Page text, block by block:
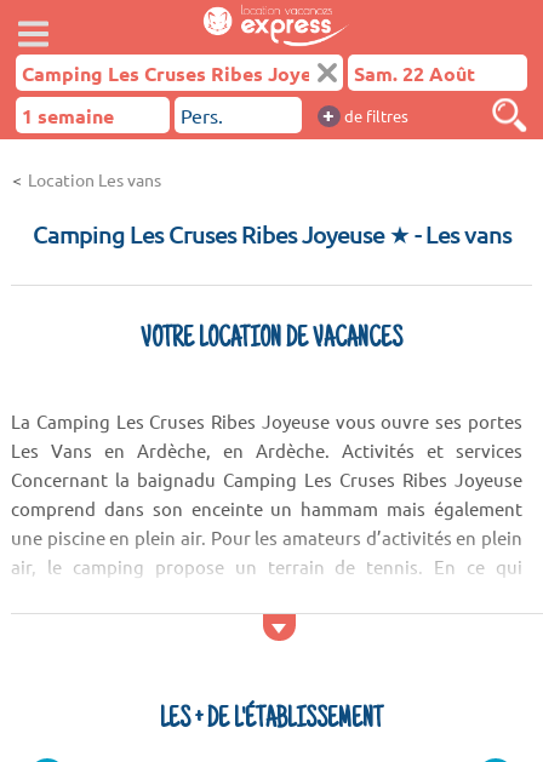
+ de filtres
Location Les vans
Camping Les Cruses Ribes Joyeuse ★- Les vans
VOTRE LOCATION DE VACANCES
La Camping Les Cruses Ribes Joyeuse vous ouvre ses portes
Les Vans en Ardèche, en Ardèche. Activités et services
Concernant la baignadu Camping Les Cruses Ribes Joyeuse
comprend dans son enceinte un hammam mais également
une piscine en plein air. Pour les amateurs d’activités en plein
air, le camping propose un terrain de tennis. En ce qui
restaurant sur place. Types de logements L'aménagement des
LES + DE L'ÉTABLISSEMENT